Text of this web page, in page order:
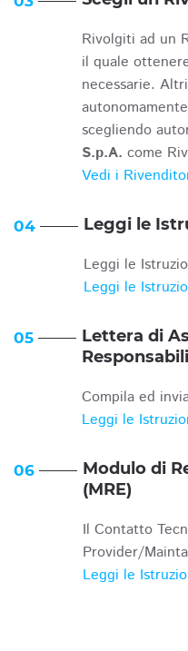
Rivolgiti ad un
il quale
necessarie.
scegliendo
S.p.A. come
Vedi i
04 Leggi le
Leggi le
Leggi le
05
Lettera di
Compila ed
Leggi le
06
Modulo di
(MRE)
Il Contatto
Provider/
Leggi le